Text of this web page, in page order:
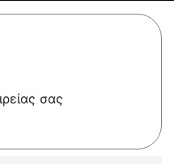
σας